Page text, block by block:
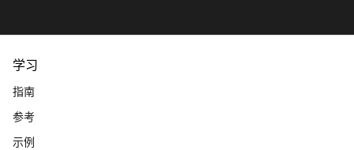
学习
指南
参考
示例